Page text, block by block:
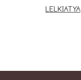
LELKIATYA